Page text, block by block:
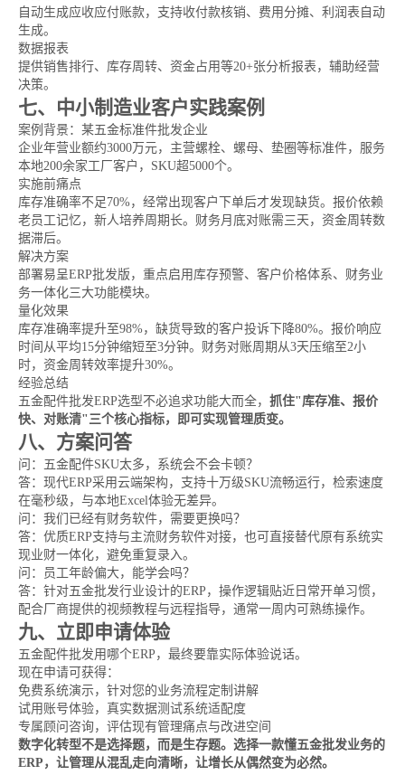
自动生成应收应付账款，支持收付款核销、费用分摊、利润表自动
生成。
数据报表
提供销售排行、库存周转、资金占用等20+张分析报表，辅助经营
决策。
七、中小制造业客户实践案例
案例背景：某五金标准件批发企业
企业年营业额约3000万元，主营螺栓、螺母、垫圈等标准件，服务
本地200余家工厂客户，SKU超5000个。
实施前痛点
库存准确率不足70%，经常出现客户下单后才发现缺货。报价依赖
老员工记忆，新人培养周期长。财务月底对账需三天，资金周转数
据滞后。
解决方案
部署易呈ERP批发版，重点启用库存预警、客户价格体系、财务业
务一体化三大功能模块。
量化效果
库存准确率提升至98%，缺货导致的客户投诉下降80%。报价响应
时间从平均15分钟缩短至3分钟。财务对账周期从3天压缩至2小
时，资金周转效率提升30%。
经验总结
五金配件批发ERP选型不必追求功能大而全， 抓住"库存准、报价
快、对账清"三个核心指标，即可实现管理质变。
八、方案问答
问：五金配件SKU太多，系统会不会卡顿？
答：现代ERP采用云端架构，支持十万级SKU流畅运行，检索速度
在毫秒级，与本地Excel体验无差异。
问：我们已经有财务软件，需要更换吗？
答：优质ERP支持与主流财务软件对接，也可直接替代原有系统实
现业财一体化，避免重复录入。
问：员工年龄偏大，能学会吗？
答：针对五金批发行业设计的ERP，操作逻辑贴近日常开单习惯，
配合厂商提供的视频教程与远程指导，通常一周内可熟练操作。
九、立即申请体验
五金配件批发用哪个ERP，最终要靠实际体验说话。
现在申请可获得：
免费系统演示，针对您的业务流程定制讲解
试用账号体验，真实数据测试系统适配度
专属顾问咨询，评估现有管理痛点与改进空间
数字化转型不是选择题，而是生存题。选择一款懂五金批发业务的
ERP，让管理从混乱走向清晰，让增长从偶然变为必然。